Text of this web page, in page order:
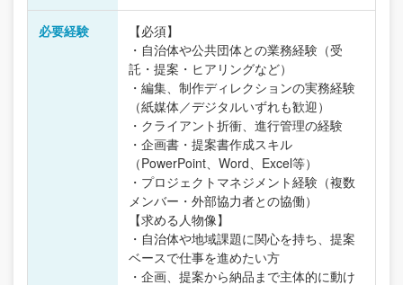
必要経験
【必須】
・自治体や公共団体との業務経験（受
託・提案・ヒアリングなど）
・編集、制作ディレクションの実務経験
（紙媒体／デジタルいずれも歓迎）
・クライアント折衝、進行管理の経験
・企画書・提案書作成スキル
（PowerPoint、Word、Excel等）
・プロジェクトマネジメント経験（複数
メンバー・外部協力者との協働）
【求める人物像】
・自治体や地域課題に関心を持ち、提案
ベースで仕事を進めたい方
・企画、提案から納品まで主体的に動け